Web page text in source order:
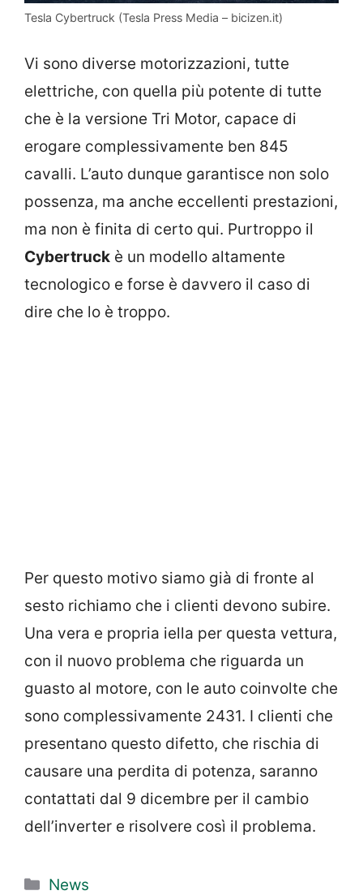
Tesla Cybertruck (Tesla Press Media – bicizen.it)
Vi sono diverse motorizzazioni, tutte
elettriche, con quella più potente di tutte
che è la versione Tri Motor, capace di
erogare complessivamente ben 845
cavalli. L’auto dunque garantisce non solo
possenza, ma anche eccellenti prestazioni,
ma non è finita di certo qui. Purtroppo il
Cybertruck è un modello altamente
tecnologico e forse è davvero il caso di
dire che lo è troppo.
Per questo motivo siamo già di fronte al
sesto richiamo che i clienti devono subire.
Una vera e propria iella per questa vettura,
con il nuovo problema che riguarda un
guasto al motore, con le auto coinvolte che
sono complessivamente 2431. I clienti che
presentano questo difetto, che rischia di
causare una perdita di potenza, saranno
contattati dal 9 dicembre per il cambio
dell’inverter e risolvere così il problema.
Categorie
News